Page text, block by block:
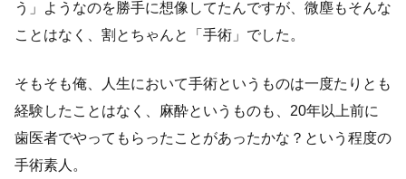
う」ようなのを勝手に想像してたんですが、微塵もそんな
ことはなく、割とちゃんと「手術」でした。
そもそも俺、人生において手術というものは一度たりとも
経験したことはなく、麻酔というものも、20年以上前に
歯医者でやってもらったことがあったかな？という程度の
手術素人。